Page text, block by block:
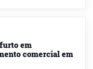
em
comercial em